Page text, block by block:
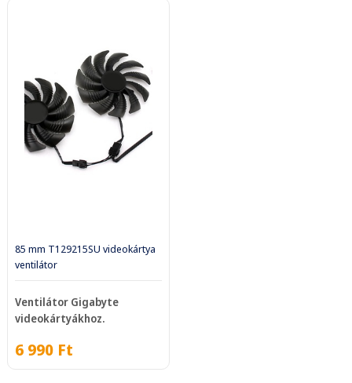
85 mm T129215SU videokártya
ventilátor
Ventilátor Gigabyte
videokártyákhoz.
6 990 Ft